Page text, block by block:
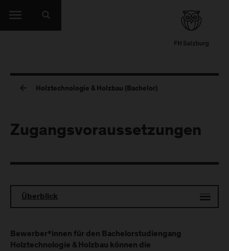
Holztechnologie & Holzbau (Bachelor)
Zugangsvoraussetzungen
Überblick
Bewerber*innen für den Bachelorstudiengang
Holztechnologie & Holzbau können die